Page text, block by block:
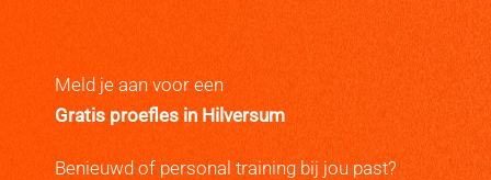
Meld je aan voor een
Gratis proefles in Hilversum
Benieuwd of personal training bij jou past?